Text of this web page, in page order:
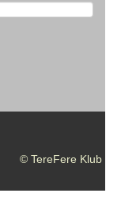
© TereFere Klub